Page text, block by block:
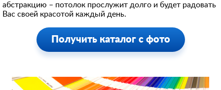
абстракцию – потолок прослужит долго и будет радовать
Вас своей красотой каждый день.
Получить каталог с фото